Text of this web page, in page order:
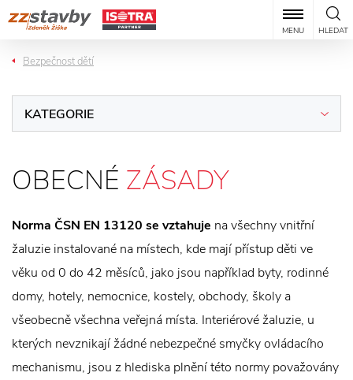
HLEDAT
MENU
Bezpečnost dětí
KATEGORIE
OBECNÉ ZÁSADY
Norma ČSN EN 13120 se vztahuje na všechny vnitřní
žaluzie instalované na místech, kde mají přístup děti ve
věku od 0 do 42 měsíců, jako jsou například byty, rodinné
domy, hotely, nemocnice, kostely, obchody, školy a
všeobecně všechna veřejná místa. Interiérové žaluzie, u
kterých nevznikají žádné nebezpečné smyčky ovládacího
mechanismu, jsou z hlediska plnění této normy považovány